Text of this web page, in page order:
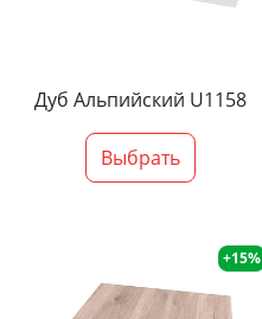
Дуб Альпийский U1158
Выбрать
+15%